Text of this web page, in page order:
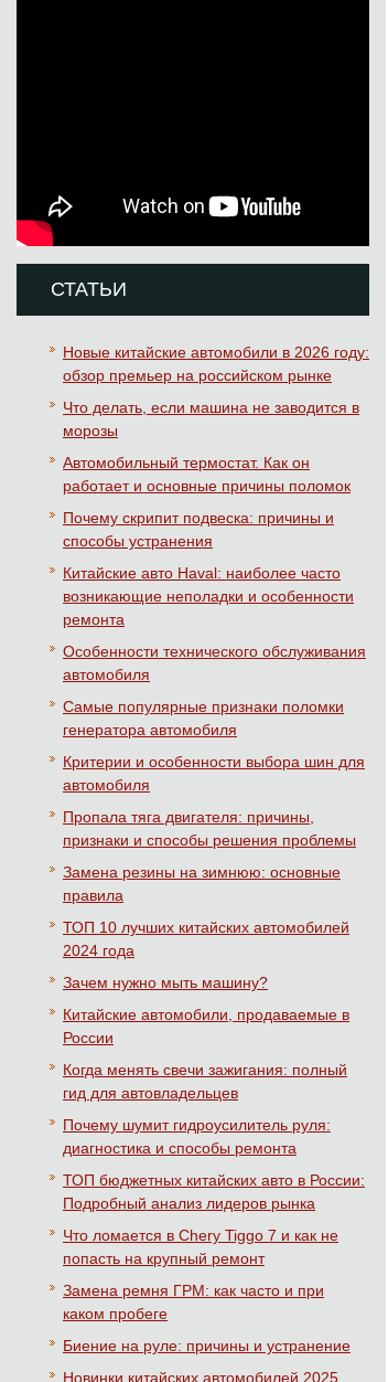
СТАТЬИ
Новые китайские автомобили в 2026 году:
обзор премьер на российском рынке
Что делать, если машина не заводится в
морозы
Автомобильный термостат. Как он
работает и основные причины поломок
Почему скрипит подвеска: причины и
способы устранения
Китайские авто Haval: наиболее часто
возникающие неполадки и особенности
ремонта
Особенности технического обслуживания
автомобиля
Самые популярные признаки поломки
генератора автомобиля
Критерии и особенности выбора шин для
автомобиля
Пропала тяга двигателя: причины,
признаки и способы решения проблемы
Замена резины на зимнюю: основные
правила
ТОП 10 лучших китайских автомобилей
2024 года
Зачем нужно мыть машину?
Китайские автомобили, продаваемые в
России
Когда менять свечи зажигания: полный
гид для автовладельцев
Почему шумит гидроусилитель руля:
диагностика и способы ремонта
ТОП бюджетных китайских авто в России:
Подробный анализ лидеров рынка
Что ломается в Chery Tiggo 7 и как не
попасть на крупный ремонт
Замена ремня ГРМ: как часто и при
каком пробеге
Биение на руле: причины и устранение
Новинки китайских автомобилей 2025